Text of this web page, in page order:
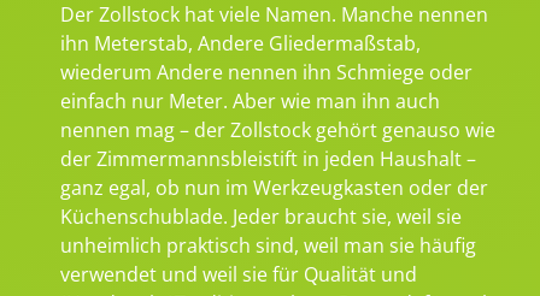
Der Zollstock hat viele Namen. Manche nennen
ihn Meterstab, Andere Gliedermaßstab,
wiederum Andere nennen ihn Schmiege oder
einfach nur Meter. Aber wie man ihn auch
nennen mag – der Zollstock gehört genauso wie
der Zimmermannsbleistift in jeden Haushalt –
ganz egal, ob nun im Werkzeugkasten oder der
Küchenschublade. Jeder braucht sie, weil sie
unheimlich praktisch sind, weil man sie häufig
verwendet und weil sie für Qualität und